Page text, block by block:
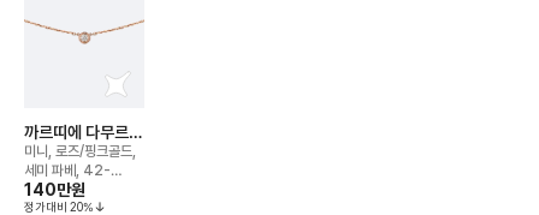
까르띠에 다무르
네크리스
미니, 로즈/핑크골드,
세미 파베, 42-
45cm
140만원
정가대비 20%